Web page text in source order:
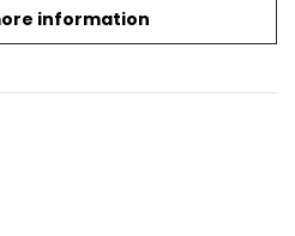
information